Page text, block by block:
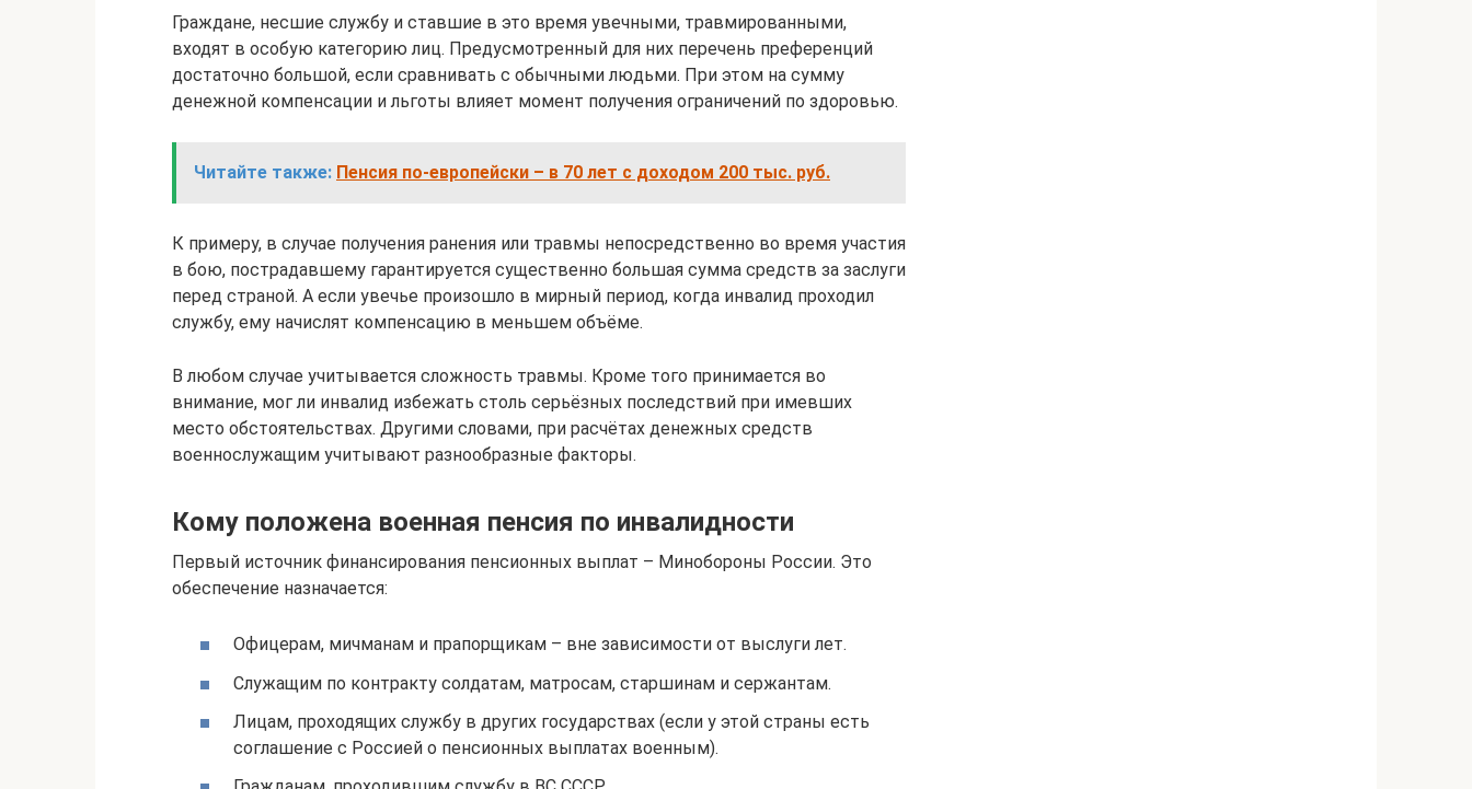
Граждане, несшие службу и ставшие в это время увечными, травмированными,
входят в особую категорию лиц. Предусмотренный для них перечень преференций
достаточно большой, если сравнивать с обычными людьми. При этом на сумму
денежной компенсации и льготы влияет момент получения ограничений по здоровью.
Читайте также: Пенсия по-европейски – в 70 лет с доходом 200 тыс. руб.
К примеру, в случае получения ранения или травмы непосредственно во время участия
в бою, пострадавшему гарантируется существенно большая сумма средств за заслуги
перед страной. А если увечье произошло в мирный период, когда инвалид проходил
службу, ему начислят компенсацию в меньшем объёме.
В любом случае учитывается сложность травмы. Кроме того принимается во
внимание, мог ли инвалид избежать столь серьёзных последствий при имевших
место обстоятельствах. Другими словами, при расчётах денежных средств
военнослужащим учитывают разнообразные факторы.
Кому положена военная пенсия по инвалидности
Первый источник финансирования пенсионных выплат – Минобороны России. Это
обеспечение назначается:
Офицерам, мичманам и прапорщикам – вне зависимости от выслуги лет.
Служащим по контракту солдатам, матросам, старшинам и сержантам.
Лицам, проходящих службу в других государствах (если у этой страны есть
соглашение с Россией о пенсионных выплатах военным).